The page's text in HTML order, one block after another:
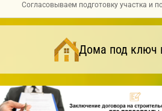
Согласовываем подготовку участка и
Дома под ключ